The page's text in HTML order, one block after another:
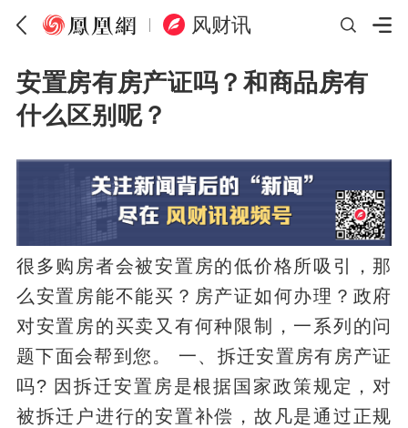
风财讯
安置房有房产证吗？和商品房有
什么区别呢？
很多购房者会被安置房的低价格所吸引，那
么安置房能不能买？房产证如何办理？政府
对安置房的买卖又有何种限制，一系列的问
题下面会帮到您。 一、拆迁安置房有房产证
吗? 因拆迁安置房是根据国家政策规定，对
被拆迁户进行的安置补偿，故凡是通过正规